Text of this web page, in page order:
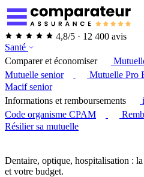
4,8/5 · 12 400 avis
Santé
Comparer et économiser
Mutuelle senior
Mutuelle Pro
Macif senior
Informations et remboursements
Code organisme CPAM
Résilier sa mutuelle
Dentaire, optique, hospitalisation :
et votre budget.